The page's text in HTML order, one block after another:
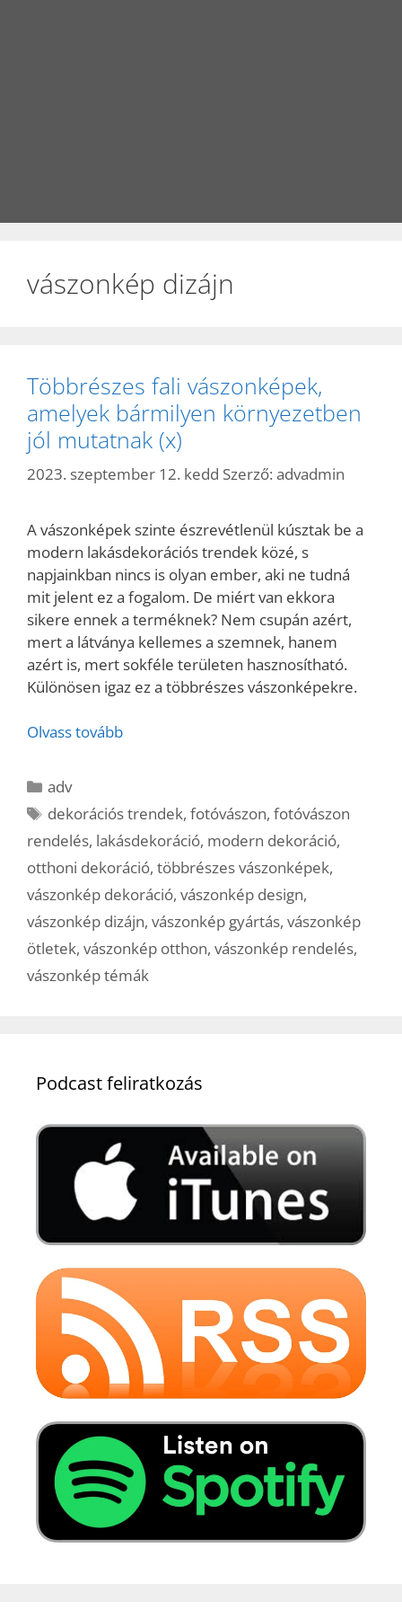
vászonkép dizájn
Többrészes fali vászonképek,
amelyek bármilyen környezetben
jól mutatnak (x)
2023. szeptember 12. kedd Szerző: advadmin
A vászonképek szinte észrevétlenül kúsztak be a
modern lakásdekorációs trendek közé, s
napjainkban nincs is olyan ember, aki ne tudná
mit jelent ez a fogalom. De miért van ekkora
sikere ennek a terméknek? Nem csupán azért,
mert a látványa kellemes a szemnek, hanem
azért is, mert sokféle területen hasznosítható.
Különösen igaz ez a többrészes vászonképekre.
Olvass tovább
Kategória
adv
Címkék
dekorációs trendek,fotóvászon,fotóvászon
rendelés, lakásdekoráció, modern dekoráció,
otthoni dekoráció, többrészes vászonképek,
vászonkép dekoráció, vászonkép design,
vászonkép dizájn, vászonkép gyártás, vászonkép
ötletek, vászonkép otthon, vászonkép rendelés,
vászonkép témák
Podcast feliratkozás